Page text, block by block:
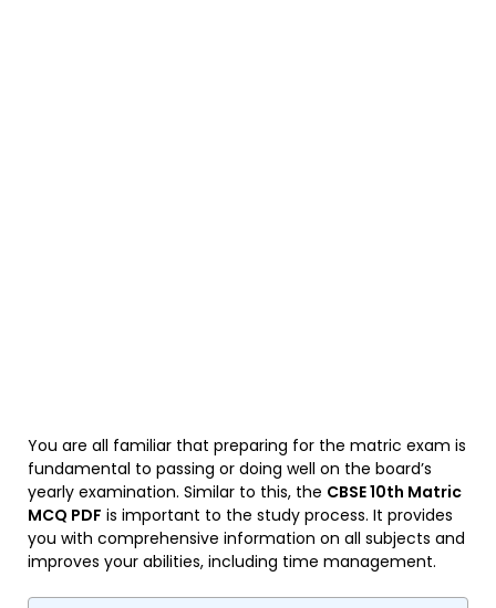
You are all familiar that preparing for the matric exam is
fundamental to passing or doing well on the board’s
yearly examination. Similar to this, the CBSE 10th Matric
MCQ PDF is important to the study process. It provides
you with comprehensive information on all subjects and
improves your abilities, including time management.